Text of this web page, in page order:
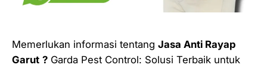
Memerlukan informasi tentang Jasa Anti Rayap
Garut ? Garda Pest Control: Solusi Terbaik untuk